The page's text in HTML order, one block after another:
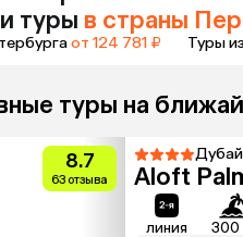
туры в страны
от 124 781 ₽ Туры
туры на
8.7
63 отзыва Aloft
линия 300